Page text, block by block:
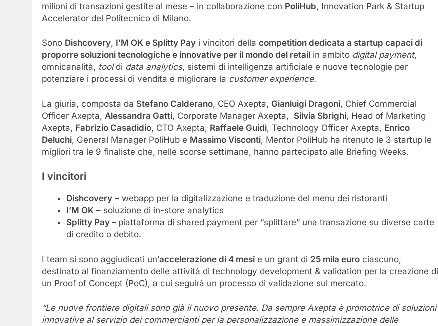
milioni di transazioni gestite al mese – in collaborazione con PoliHub, Innovation Park & Startup
Accelerator del Politecnico di Milano.
Sono Dishcovery, I’M OK e Splitty Pay i vincitori della competition dedicata a startup capaci di
proporre soluzioni tecnologiche e innovative per il mondo del retail in ambito digital payment,
omnicanalità, tooldi data analytics, sistemi di intelligenza artificiale e nuove tecnologie per
potenziare i processi di vendita e migliorare la customer experience.
La giuria, composta da Stefano Calderano, CEO Axepta, Gianluigi Dragoni, Chief Commercial
Officer Axepta, Alessandra Gatti, Corporate Manager Axepta, Silvia Sbrighi, Head of Marketing
Axepta, Fabrizio Casadidio, CTO Axepta, Raffaele Guidi, Technology Officer Axepta, Enrico
Deluchi, General Manager PoliHub e Massimo Visconti, Mentor PoliHub ha ritenuto le 3 startup le
migliori tra le 9 finaliste che, nelle scorse settimane, hanno partecipato alle Briefing Weeks.
I vincitori
Dishcovery– webapp per la digitalizzazione e traduzione del menu dei ristoranti
I’M OK– soluzione di in-store analytics
Splitty Pay – piattaforma di shared payment per “splittare” una transazione su diverse carte
di credito o debito.
I team si sono aggiudicati un’accelerazione di 4 mesi e un grant di 25 mila euro ciascuno,
destinato al finanziamento delle attività di technology development & validation per la creazione di
un Proof of Concept (PoC), a cui seguirà un processo di validazione sul mercato.
“Le nuove frontiere digitali sono già il nuovo presente. Da sempre Axepta è promotrice di soluzioni
innovative al servizio dei commercianti per la personalizzazione e massimizzazione delle